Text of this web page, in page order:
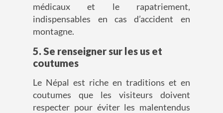
médicaux et le rapatriement,
indispensables en cas d’accident en
montagne.
5. Se renseigner sur les us et
coutumes
Le Népal est riche en traditions et en
coutumes que les visiteurs doivent
respecter pour éviter les malentendus